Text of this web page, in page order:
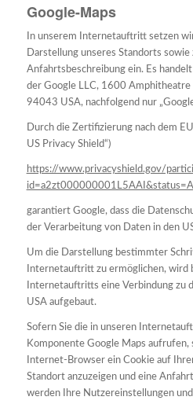
Google-Maps
In unserem Internetauftritt setzen
Darstellung unseres Standorts
Anfahrtsbeschreibung ein. Es
der Google LLC, 1600
94043 USA, nachfolgend nur
Durch die Zertifizierung nach dem
US Privacy Shield“)
https://www.privacyshield.gov/
garantiert Google, dass die
der Verarbeitung von Daten in den
Um die Darstellung bestimmter
Internetauftritt zu ermöglichen, wird
Internetauftritts eine Verbindung zu
USA aufgebaut.
Sofern Sie die in unseren
Komponente Google Maps
Internet-Browser ein Cookie auf
Standort anzuzeigen und eine
werden Ihre Nutzereinstellungen